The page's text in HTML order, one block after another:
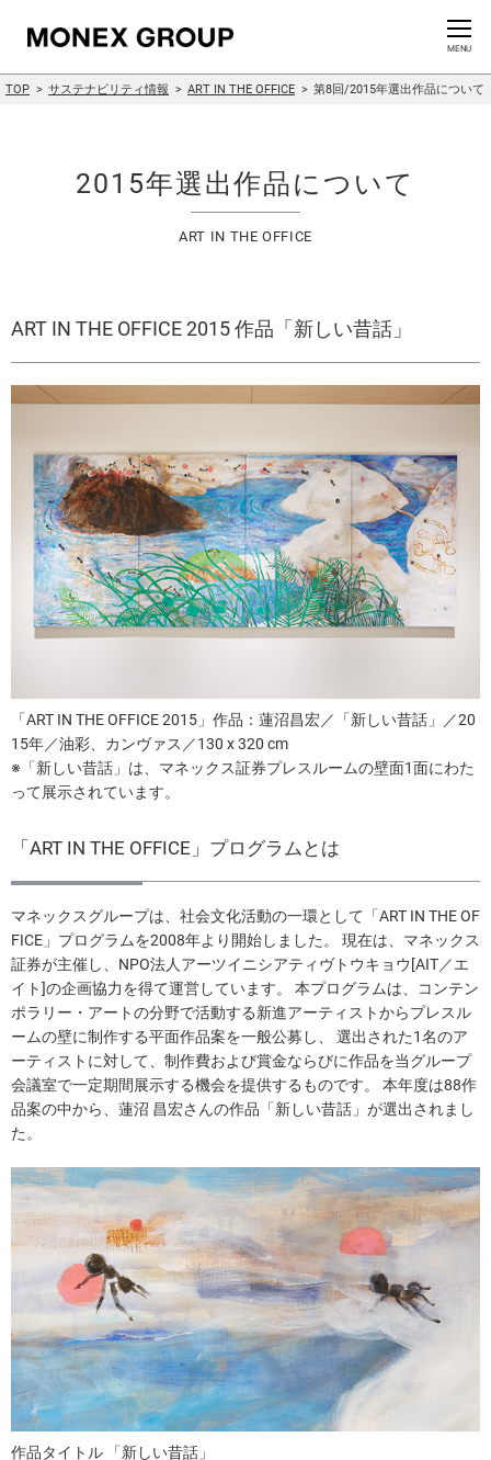
CLOSE
MENU
TOP サステナビリティ情報 ART IN THE OFFICE 第8回/2015年選出作品について
2015年選出作品について
ART IN THE OFFICE
ART IN THE OFFICE 2015 作品「新しい昔話」
「ART IN THE OFFICE 2015」作品：蓮沼昌宏／「新しい昔話」／20
15年／油彩、カンヴァス／130 x 320 cm
※「新しい昔話」は、マネックス証券プレスルームの壁面1面にわた
って展示されています。
「ART IN THE OFFICE」プログラムとは
マネックスグループは、社会文化活動の一環として「ART IN THE OF
FICE」プログラムを2008年より開始しました。 現在は、マネックス
証券が主催し、NPO法人アーツイニシアティヴトウキョウ[AIT／エ
イト]の企画協力を得て運営しています。 本プログラムは、コンテン
ポラリー・アートの分野で活動する新進アーティストからプレスル
ームの壁に制作する平面作品案を一般公募し、 選出された1名のア
ーティストに対して、制作費および賞金ならびに作品を当グループ
会議室で一定期間展示する機会を提供するものです。 本年度は88作
品案の中から、蓮沼 昌宏さんの作品「新しい昔話」が選出されまし
た。
作品タイトル 「新しい昔話」
サステナビリティ情報
イノベーション
採用情報
お問い合わせ